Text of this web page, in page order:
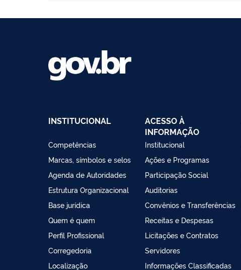
INSTITUCIONAL
Competências
Marcas, símbolos e selos
Agenda de Autoridades
Estrutura Organizacional
Base jurídica
Quem é quem
Perfil Profissional
Corregedoria
Localização
ACESSO À
INFORMAÇÃO
Institucional
Ações e Programas
Participação Social
Auditorias
Convênios e Transferências
Receitas e Despesas
Licitações e Contratos
Servidores
Informações Classificadas